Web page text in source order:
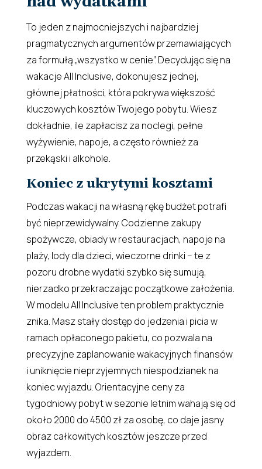
To jeden z najmocniejszych i najbardziej
pragmatycznych argumentów przemawiających
za formułą „wszystko w cenie”. Decydując się na
wakacje All Inclusive, dokonujesz jednej,
głównej płatności, która pokrywa większość
kluczowych kosztów Twojego pobytu. Wiesz
dokładnie, ile zapłacisz za noclegi, pełne
wyżywienie, napoje, a często również za
przekąski i alkohole.
Koniec z ukrytymi kosztami
Podczas wakacji na własną rękę budżet potrafi
być nieprzewidywalny. Codzienne zakupy
spożywcze, obiady w restauracjach, napoje na
plaży, lody dla dzieci, wieczorne drinki – te z
pozoru drobne wydatki szybko się sumują,
nierzadko przekraczając początkowe założenia.
W modelu All Inclusive ten problem praktycznie
znika. Masz stały dostęp do jedzenia i picia w
ramach opłaconego pakietu, co pozwala na
precyzyjne zaplanowanie wakacyjnych finansów
i uniknięcie nieprzyjemnych niespodzianek na
koniec wyjazdu. Orientacyjne ceny za
tygodniowy pobyt w sezonie letnim wahają się od
około 2000 do 4500 zł za osobę, co daje jasny
obraz całkowitych kosztów jeszcze przed
wyjazdem.